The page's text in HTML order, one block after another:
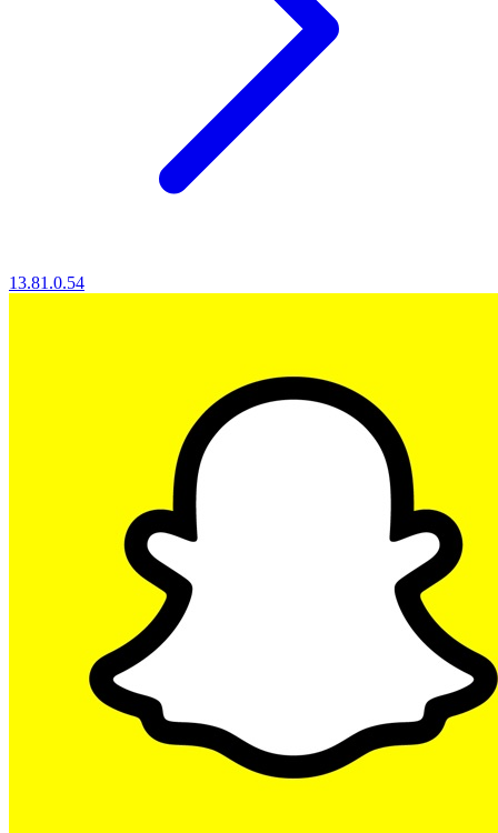
13.81.0.54